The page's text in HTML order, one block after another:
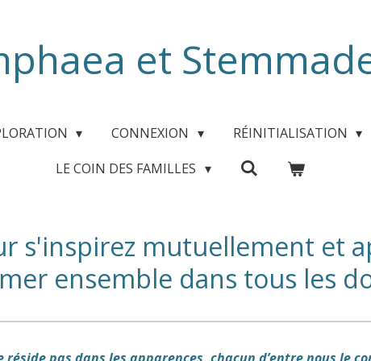
et
CONNEXION RÉINITIALISATION
LE COIN DES FAMILLES
s'inspirez mutuellement et
ensemble dans tous les